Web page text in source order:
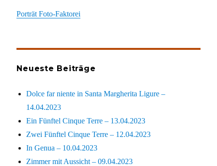
Porträt Foto-Faktorei
Neueste Beiträge
Dolce far niente in Santa Margherita Ligure –
14.04.2023
Ein Fünftel Cinque Terre – 13.04.2023
Zwei Fünftel Cinque Terre – 12.04.2023
In Genua – 10.04.2023
Zimmer mit Aussicht – 09.04.2023